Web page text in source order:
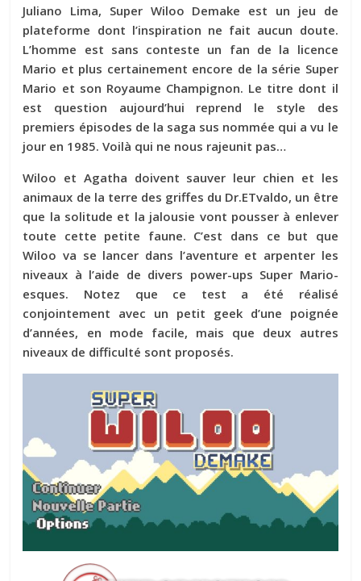
Juliano Lima, Super Wiloo Demake est un jeu de
plateforme dont l’inspiration ne fait aucun doute.
L’homme est sans conteste un fan de la licence
Mario et plus certainement encore de la série Super
Mario et son Royaume Champignon. Le titre dont il
est question aujourd’hui reprend le style des
premiers épisodes de la saga sus nommée qui a vu le
jour en 1985. Voilà qui ne nous rajeunit pas…
Wiloo et Agatha doivent sauver leur chien et les
animaux de la terre des griffes du Dr.ETvaldo, un être
que la solitude et la jalousie vont pousser à enlever
toute cette petite faune. C’est dans ce but que
Wiloo va se lancer dans l’aventure et arpenter les
niveaux à l’aide de divers power-ups Super Mario-
esques. Notez que ce test a été réalisé
conjointement avec un petit geek d’une poignée
d’années, en mode facile, mais que deux autres
niveaux de difficulté sont proposés.